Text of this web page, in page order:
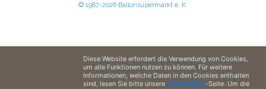
© 1987-2026 Ballonsupermarkt e. K.
Diese Website erfordert die Verwendung von Cookies,
um alle Funktionen nutzen zu können. Für weitere
Informationen, welche Daten in den Cookies enthalten
sind, lesen Sie bitte unsere Datenschutz-Seite. Um die